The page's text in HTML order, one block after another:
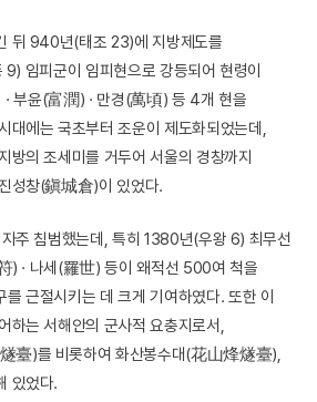
뒤 940년(태조 23)에 지방제도를
임피군이 임피현으로 강등되어 현령이
· 부윤(富潤) · 만경(萬頃) 등 4개 현을
대에는 국초부터 조운이 제도화되었는데,
방의 조세미를 거두어 서울의 경창까지
성창(鎭城倉)이 있었다.
주 침범했는데, 특히 1380년(우왕 6) 최무선
) · 나세(羅世) 등이 왜적선 500여 척을
를 근절시키는 데 크게 기여하였다. 또한 이
하는 서해안의 군사적 요충지로서,
臺)를 비롯하여 화산봉수대(花山烽燧臺),
있었다.